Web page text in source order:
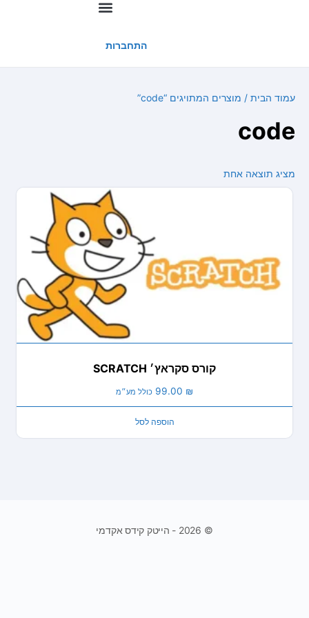
התחברות
עמוד הבית / מוצרים המתויגים “code”
code
מציג תוצאה אחת
קורס סקראץ׳ SCRATCH
99.00 ₪ כולל מע״מ
הוספה לסל
© 2026 - הייטק קידס אקדמי